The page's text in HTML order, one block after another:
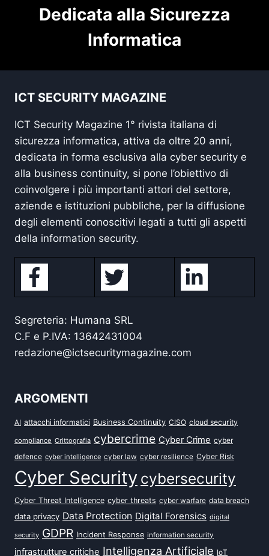
Dedicata alla Sicurezza
Informatica
ICT SECURITY MAGAZINE
ICT Security Magazine 1° rivista italiana di
sicurezza informatica, attiva da oltre 20 anni,
dedicata in forma esclusiva alla cyber security e
alla business continuity, si pone l’obiettivo di
coinvolgere i più importanti attori del settore,
aziende e istituzioni pubbliche, per la diffusione
degli elementi conoscitivi legati a tutti gli aspetti
della information security.
Segreteria: Humana SRL
C.F e P.IVA: 13642431004
redazione@ictsecuritymagazine.com
ARGOMENTI
AI attacchi informatici Business Continuity CISO cloud security
compliance Crittografia cybercrime Cyber Crime cyber
defence cyber intelligence cyber law cyber resilience Cyber Risk
Cyber Security cybersecurity
Cyber Threat Intelligence cyber threats cyber warfare data breach
data privacy Data Protection Digital Forensics digital
security GDPR Incident Response information security
infrastrutture critiche Intelligenza Artificiale IoT